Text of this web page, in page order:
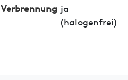
Verbrennung ja
(halogenfrei)